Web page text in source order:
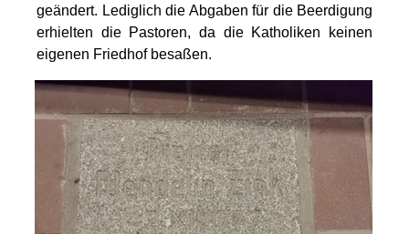
geändert. Lediglich die Abgaben für die Beerdigung
erhielten die Pastoren, da die Katholiken keinen
eigenen Friedhof besaßen.